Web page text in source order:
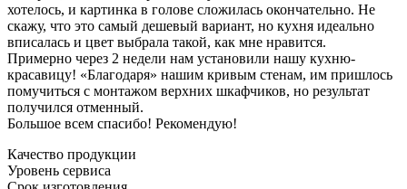
хотелось, и картинка в голове сложилась окончательно. Не
скажу, что это самый дешевый вариант, но кухня идеально
вписалась и цвет выбрала такой, как мне нравится.
Примерно через 2 недели нам установили нашу кухню-
красавицу! «Благодаря» нашим кривым стенам, им пришлось
помучиться с монтажом верхних шкафчиков, но результат
получился отменный.
Большое всем спасибо! Рекомендую!
Качество продукции
Уровень сервиса